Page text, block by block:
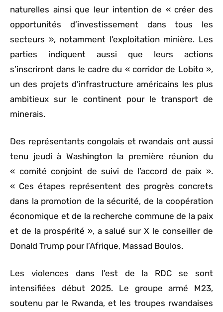
naturelles ainsi que leur intention de « créer des
opportunités d’investissement dans tous les
secteurs », notamment l’exploitation minière. Les
parties indiquent aussi que leurs actions
s’inscriront dans le cadre du « corridor de Lobito »,
un des projets d’infrastructure américains les plus
ambitieux sur le continent pour le transport de
minerais.
Des représentants congolais et rwandais ont aussi
tenu jeudi à Washington la première réunion du
« comité conjoint de suivi de l’accord de paix ».
« Ces étapes représentent des progrès concrets
dans la promotion de la sécurité, de la coopération
économique et de la recherche commune de la paix
et de la prospérité », a salué sur X le conseiller de
Donald Trump pour l’Afrique, Massad Boulos.
Les violences dans l’est de la RDC se sont
intensifiées début 2025. Le groupe armé M23,
soutenu par le Rwanda, et les troupes rwandaises